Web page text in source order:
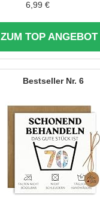
6,99 €
ZUM TOP ANGEBOT
6